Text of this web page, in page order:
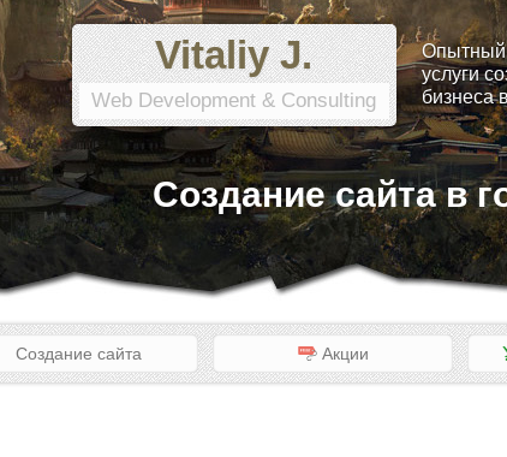
Vitaliy J.
Web Development & Consulting
Опытный
услуги
бизнеса
Создание сайта в
Создание сайта Акции